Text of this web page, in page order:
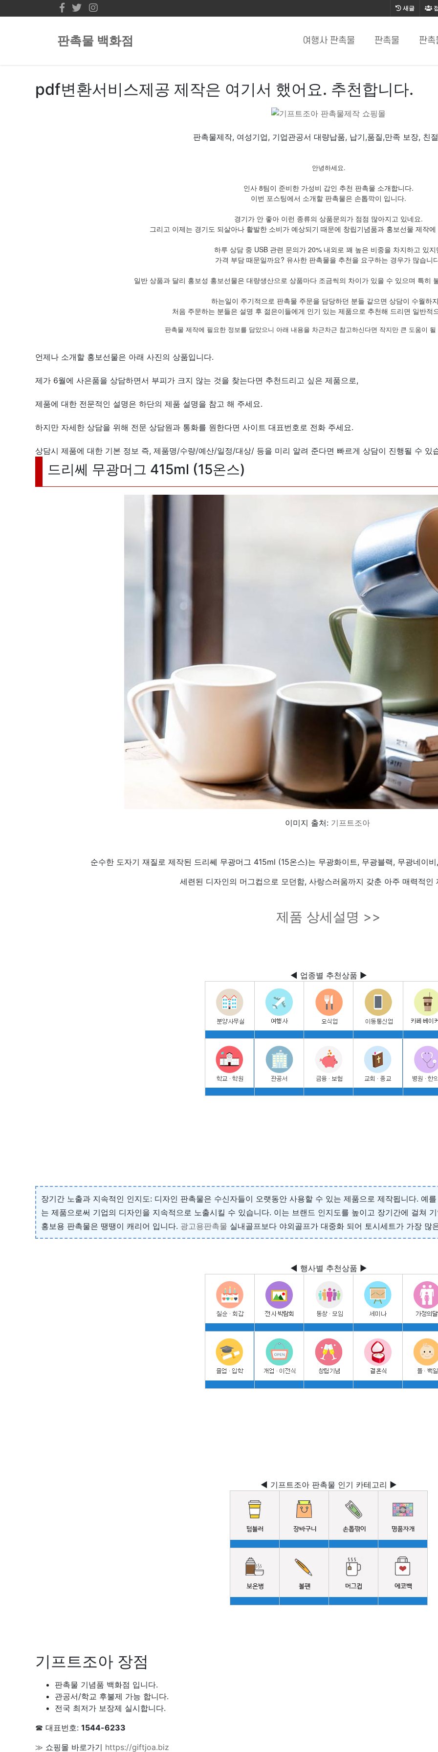
새글
판촉물 백화점 여행사 판촉물 판촉물 판촉
pdf변환서비스제공 제작은 여기서 했어요. 추천합니다.
판촉물제작, 여성기업, 기업관공서 대량납품, 납기,품질,만족 보장, 친
안녕하세요.
인사 8팀이 준비한 가성비 갑인 추천 판촉물 소개합니다.
이번 포스팅에서 소개할 판촉물은 손톱깍이 입니다.
경기가 안 좋아 이런 종류의 상품문의가 점점 많아지고 있네요.
그리고 이제는 경기도 되살아나 활발한 소비가 예상되기 때문에 창립기념품과 홍보선물 제작
하루 상담 중 USB 관련 문의가 20% 내외로 꽤 높은 비중을 차지하고 있지
가격 부담 때문일까요? 유사한 판촉물을 추천을 요구하는 경우가 많습니
일반 상품과 달리 홍보성 홍보선물은 대량생산으로 상품마다 조금씩의 차이가 있을 수 있으며 특히
하는일이 주기적으로 판촉물 주문을 담당하던 분들 같으면 상담이 수월하
처음 주문하는 분들은 설명 후 젊은이들에게 인기 있는 제품으로 추천해 드리면 일반적
판촉물 제작에 필요한 정보를 담았으니 아래 내용을 차근차근 참고하신다면 작지만 큰 도움이
언제나 소개할 홍보선물은 아래 사진의 상품입니다.
제가 6월에 사은품을 상담하면서 부피가 크지 않는 것을 찾는다면 추천드리고 싶은 제품으로,
제품에 대한 전문적인 설명은 하단의 제품 설명을 참고 해 주세요.
하지만 자세한 상담을 위해 전문 상담원과 통화를 원한다면 사이트 대표번호로 전화 주세요.
상담시 제품에 대한 기본 정보 즉, 제품명/수량/예산/일정/대상/ 등을 미리 알려 준다면 빠르게 상담이 진행될 수 있
드리쎄 무광머그 415ml (15온스)
이미지 출처: 기프트조아
순수한 도자기 재질로 제작된 드리쎄 무광머그 415ml (15온스)는 무광화이트, 무광블랙, 무광네이
세련된 디자인의 머그컵으로 모던함, 사랑스러움까지 갖춘 아주 매력적인
제품 상세설명 >>
◀ 업종별 추천상품 ▶
장기간 노출과 지속적인 인지도: 디자인 판촉물은 수신자들이 오랫동안 사용할 수 있는 제품으로 제작됩니다. 예
는 제품으로써 기업의 디자인을 지속적으로 노출시킬 수 있습니다. 이는 브랜드 인지도를 높이고 장기간에 걸쳐
홍보용 판촉물은 땡땡이 캐리어 입니다. 광고용판촉물 실내골프보다 야외골프가 대중화 되어 토시세트가 가장 많
◀ 행사별 추천상품 ▶
◀ 기프트조아 판촉물 인기 카테고리 ▶
기프트조아 장점
판촉물 기념품 백화점 입니다.
관공서/학교 후불제 가능 합니다.
전국 최저가 보장제 실시합니다.
☎ 대표번호: 1544-6233
≫ 쇼핑몰 바로가기 https://giftjoa.biz